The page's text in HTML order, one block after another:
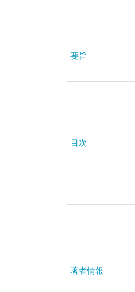
要旨
目次
著者情報